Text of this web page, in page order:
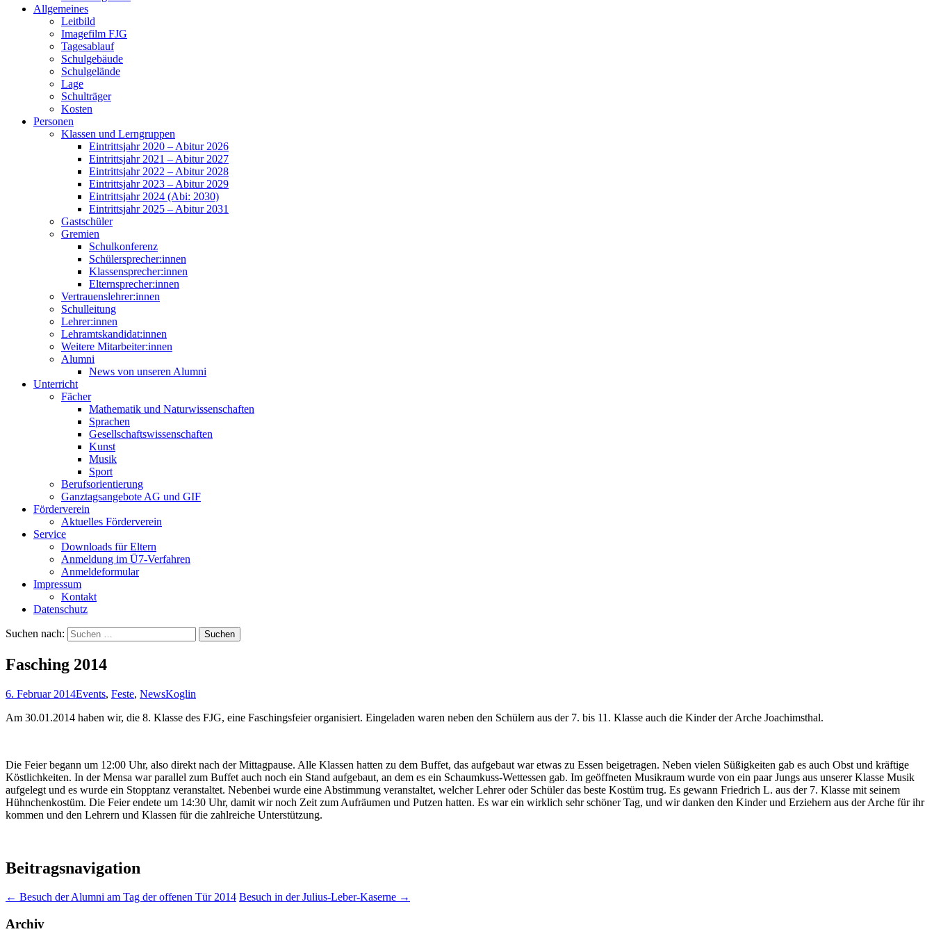
Allgemeines
Leitbild
Imagefilm FJG
Tagesablauf
Schulgebäude
Schulgelände
Lage
Schulträger
Kosten
Personen
Klassen und Lerngruppen
Eintrittsjahr 2020 – Abitur 2026
Eintrittsjahr 2021 – Abitur 2027
Eintrittsjahr 2022 – Abitur 2028
Eintrittsjahr 2023 – Abitur 2029
Eintrittsjahr 2024 (Abi: 2030)
Eintrittsjahr 2025 – Abitur 2031
Gastschüler
Gremien
Schulkonferenz
Schülersprecher:innen
Klassensprecher:innen
Elternsprecher:innen
Vertrauenslehrer:innen
Schulleitung
Lehrer:innen
Lehramtskandidat:innen
Weitere Mitarbeiter:innen
Alumni
News von unseren Alumni
Unterricht
Fächer
Mathematik und Naturwissenschaften
Sprachen
Gesellschaftswissenschaften
Kunst
Musik
Sport
Berufsorientierung
Ganztagsangebote AG und GIF
Förderverein
Aktuelles Förderverein
Service
Downloads für Eltern
Anmeldung im Ü7-Verfahren
Anmeldeformular
Impressum
Kontakt
Datenschutz
Suchen nach:
Fasching 2014
6. Februar 2014Events, Feste, NewsKoglin
Am 30.01.2014 haben wir, die 8. Klasse des FJG, eine Faschingsfeier organisiert. Eingeladen waren neben den Schülern aus der 7. bis 11. Klasse auch die Kinder der Arche Joachimsthal.
Die Feier begann um 12:00 Uhr, also direkt nach der Mittagpause. Alle Klassen hatten zu dem Buffet, das aufgebaut war etwas zu Essen beigetragen. Neben vielen Süßigkeiten gab es auch Obst und kräftige
Köstlichkeiten. In der Mensa war parallel zum Buffet auch noch ein Stand aufgebaut, an dem es ein Schaumkuss-Wettessen gab. Im geöffneten Musikraum wurde von ein paar Jungs aus unserer Klasse Musik
aufgelegt und es wurde ein Stopptanz veranstaltet. Nebenbei wurde eine Abstimmung veranstaltet, welcher Lehrer oder Schüler das beste Kostüm trug. Es gewann Friedrich L. aus der 7. Klasse mit seinem
Hühnchenkostüm. Die Feier endete um 14:30 Uhr, damit wir noch Zeit zum Aufräumen und Putzen hatten. Es war ein wirklich sehr schöner Tag, und wir danken den Kinder und Erziehern aus der Arche für ihr
kommen und den Lehrern und Klassen für die zahlreiche Unterstützung.
Beitragsnavigation
← Besuch der Alumni am Tag der offenen Tür 2014 Besuch in der Julius-Leber-Kaserne →
Archiv